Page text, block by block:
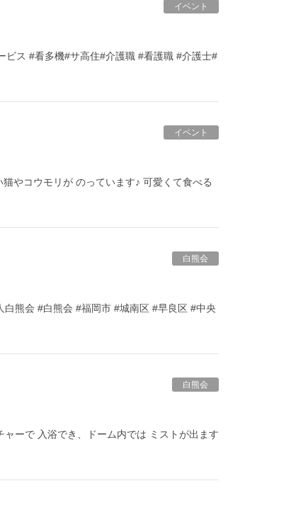
イベント
ス #看多機#サ高住#介護職 #看護職 #介護士#
イベント
やコウモリが のっています♪ 可愛くて食べる
白熊会
熊会 #白熊会 #福岡市 #城南区 #早良区 #中央
白熊会
ーで 入浴でき、ドーム内では ミストが出ます